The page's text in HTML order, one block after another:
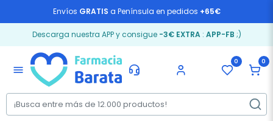
Envíos GRATIS a Península en pedidos +65€
Descarga nuestra APP y consigue -3€ EXTRA: APP-FB ;)
menu
0 0